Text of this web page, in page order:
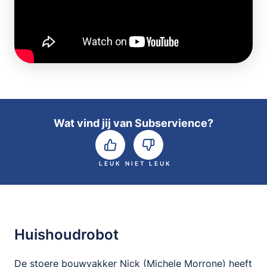
Wat vind jij van Subservience?
LEUK NIET LEUK
Huishoudrobot
De stoere bouwvakker Nick (Michele Morrone) heeft